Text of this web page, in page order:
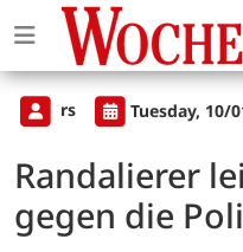
rs Tuesday, 10/
Randalierer
gegen die